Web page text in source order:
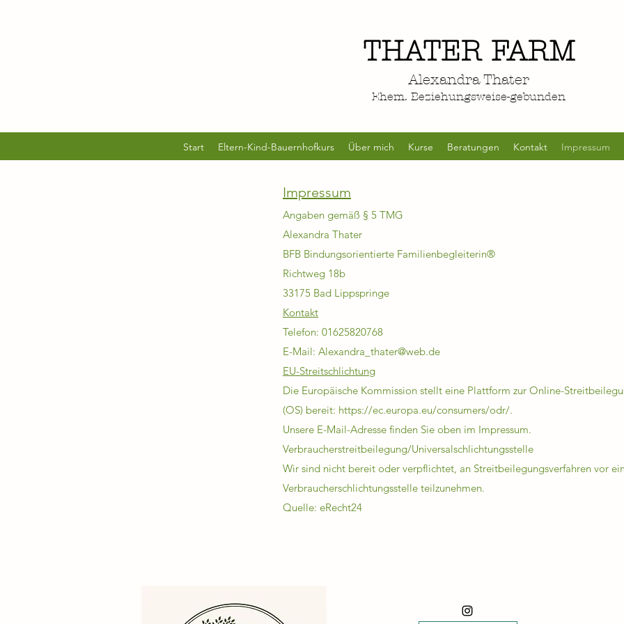
THATER FARM
Alexandra Thater
Ehem. Beziehungsweise-gebunden
Start Eltern-Kind-Bauernhofkurs Über mich Kurse Beratungen Kontakt Impressum
Impressum
Angaben gemäß § 5 TMG
Alexandra Thater
BFB Bindungsorientierte Familienbegleiterin®
Richtweg 18b
33175 Bad Lippspringe
Kontakt
Telefon: 01625820768
E-Mail: Alexandra_thater@web.de
EU-Streitschlichtung
Die Europäische Kommission stellt eine Plattform zur Online-
(OS) bereit: https://ec.europa.eu/consumers/odr/.
Unsere E-Mail-Adresse finden Sie oben im Impressum.
Verbraucher­streit­beilegung/Universal­schlichtungs­stelle
Wir sind nicht bereit oder verpflichtet, an Streitbeilegungsverfahren vor
Verbraucherschlichtungsstelle teilzunehmen.
Quelle: eRecht24